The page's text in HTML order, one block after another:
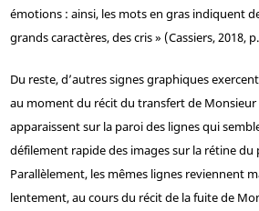
émotions : ainsi, les mots en gras indiquent
grands caractères, des cris » (Cassiers, 2018,
Du reste, d’autres signes graphiques
au moment du récit du transfert de Monsieur
apparaissent sur la paroi des lignes qui
défilement rapide des images sur la rétine du
Parallèlement, les mêmes lignes reviennent
lentement, au cours du récit de la fuite de